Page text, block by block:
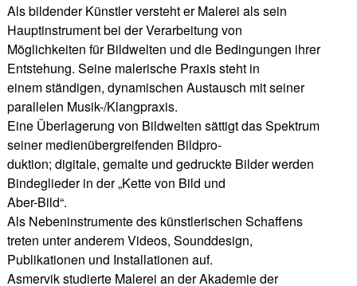
Als bildender Künstler versteht er Malerei als sein
Hauptinstrument bei der Verarbeitung von
Möglichkeiten für Bildwelten und die Bedingungen ihrer
Entstehung. Seine malerische Praxis steht in
einem ständigen, dynamischen Austausch mit seiner
parallelen Musik-/Klangpraxis.
Eine Überlagerung von Bildwelten sättigt das Spektrum
seiner medienübergreifenden Bildpro-
duktion; digitale, gemalte und gedruckte Bilder werden
Bindeglieder in der „Kette von Bild und
Aber-Bild“.
Als Nebeninstrumente des künstlerischen Schaffens
treten unter anderem Videos, Sounddesign,
Publikationen und Installationen auf.
Asmervik studierte Malerei an der Akademie der